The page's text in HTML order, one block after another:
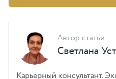
Автор статьи
Светлана
Карьерный консультант.